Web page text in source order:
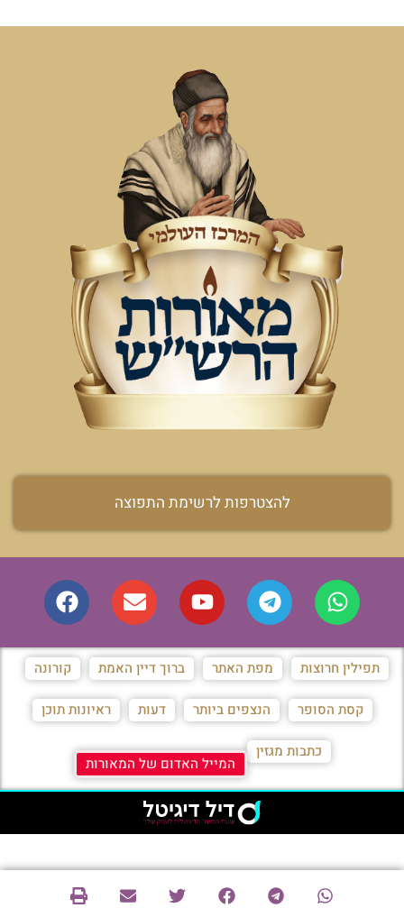
להצטרפות לרשימת התפוצה
תפילין חרוצות מפת האתר ברוך דיין האמת קורונה
קסת הסופר הנצפים ביותר דעות ראיונות תוכן
כתבות מגזין
המייל האדום של המאורות